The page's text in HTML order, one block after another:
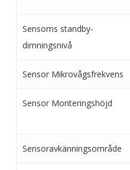
Sensorns standby-
dimningsnivå
Sensor Mikrovågsfrekvens
Sensor Monteringshöjd
Sensoravkänningsområde